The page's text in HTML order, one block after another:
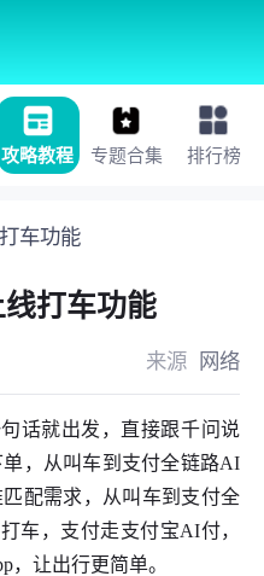
攻略教程 专题合集 排行榜
车功能
打车功能
来源 网络
话就出发，直接跟千问说
，从叫车到支付全链路AI
配需求，从叫车到支付全
车，支付走支付宝AI付，
，让出行更简单。